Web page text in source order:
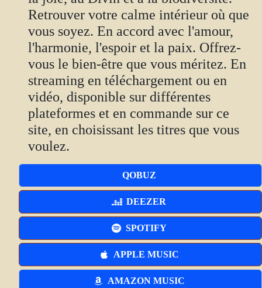
Retrouver votre calme intérieur où que
vous soyez. En accord avec l'amour,
l'harmonie, l'espoir et la paix. Offrez-
vous le bien-être que vous méritez. En
streaming en téléchargement ou en
vidéo, disponible sur différentes
plateformes et en commande sur ce
site, en choisissant les titres que vous
voulez.
QOBUZ
DEEZER
SPOTIFY
APPLE MUSIC
AMAZON MUSIC